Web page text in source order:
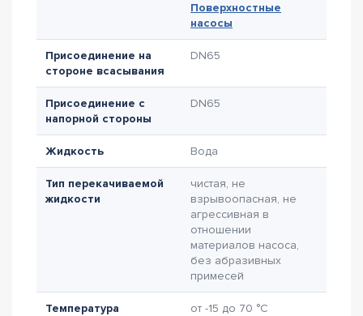
Поверхностные
насосы
Присоединение на
стороне всасывания
DN65
Присоединение с
напорной стороны
DN65
Жидкость Вода
Тип перекачиваемой
жидкости
чистая, не
взрывоопасная, не
агрессивная в
отношении
материалов насоса,
без абразивных
примесей
Температура
от -15 до 70 °C